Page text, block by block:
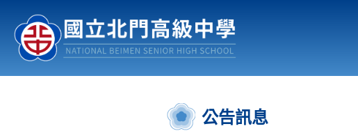
認識北中 行事曆
:::
公告訊息